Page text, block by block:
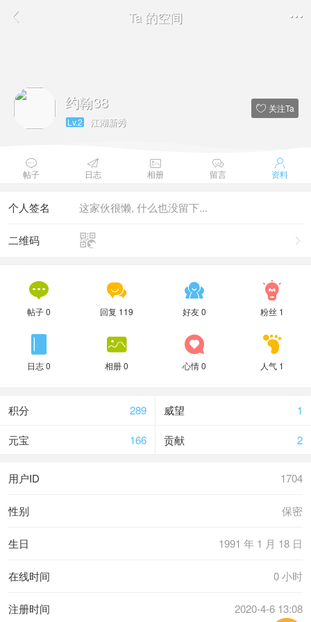
 Ta 的空间 
 关注Ta
约翰38
Lv.2 江湖新秀

帖子

日志

相册

留言

资料
这家伙很懒, 什么也没留下...
个人签名


二维码

帖子 0

回复 119

好友 0

粉丝 1

日志 0

相册 0

心情 0

人气 1
289
积分 1
威望
166
元宝 2
贡献
1704
用户ID
保密
性别
1991 年 1 月 18 日
生日
0 小时
在线时间
2020-4-6 13:08
注册时间